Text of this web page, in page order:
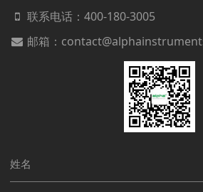
联系电话： 400-180-3005
邮箱：